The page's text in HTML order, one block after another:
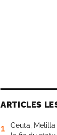
ARTICLES
1
Ceuta, Melilla